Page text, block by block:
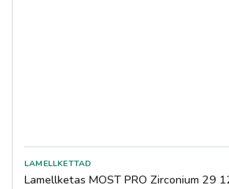
Lamellketas MOST PRO Zirconium 29